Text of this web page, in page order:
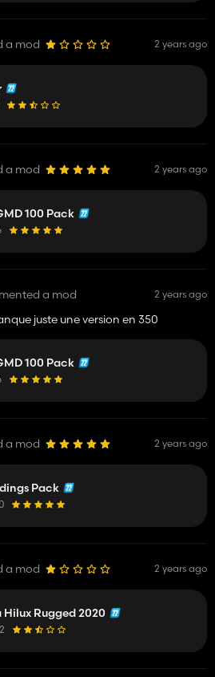
a mod 2 years ago
a mod 2 years ago
100 Pack
a mod 2 years ago
juste une version en 350
100 Pack
a mod 2 years ago
Pack
a mod 2 years ago
Hilux Rugged 2020